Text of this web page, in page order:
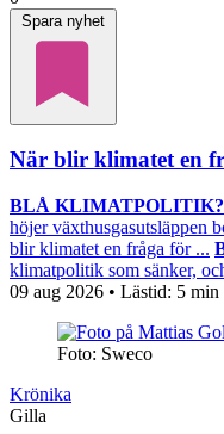
Spara nyhet
När blir klimatet en
BLÅ KLIMATPOLITIK?
höjer växthusgasutsläppen
blir klimatet en fråga för ...
klimatpolitik som sänker,
09 aug 2026 • Lästid: 5 min
Foto: Sweco
Krönika
Gilla